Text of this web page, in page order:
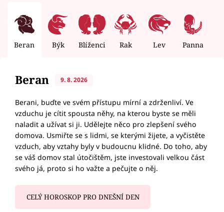
Beran Býk Blíženci Rak Lev Panna
Beran 9. 8. 2026
Berani, buďte ve svém přístupu mírní a zdrženliví. Ve
vzduchu je cítit spousta něhy, na kterou byste se měli
naladit a užívat si ji. Udělejte něco pro zlepšení svého
domova. Usmiřte se s lidmi, se kterými žijete, a vyčistěte
vzduch, aby vztahy byly v budoucnu klidné. Do toho, aby
se váš domov stal útočištěm, jste investovali velkou část
svého já, proto si ho važte a pečujte o něj.
CELÝ HOROSKOP PRO DNEŠNÍ DEN